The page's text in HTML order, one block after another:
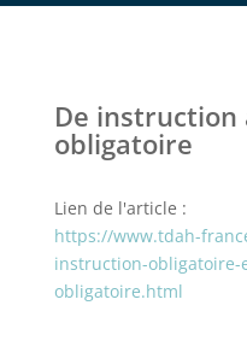
De instruction
obligatoire
Lien de l'article :
https://www.tdah-
instruction-obligatoire-
obligatoire.html